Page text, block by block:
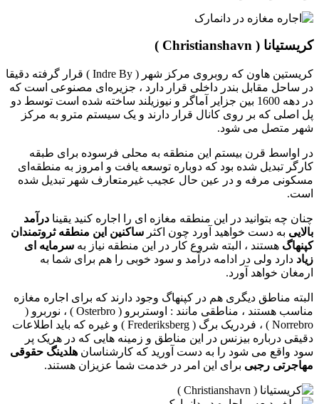
کریستیانا ( Christianshavn )
کریستین هاون که روبروی مرکز شهر ( Indre By ) قرار گرفته دقیقا
در ساحل مقابل بندر داخلی قرار دارد ، جزیره‌ای مصنوعی است که
در دهه 1600 بین جزایر آماگر و نیوزیلند ساخته شده است توسط دو
پل اصلی که بر روی کانال قرار دارند و یک سیستم مترو به مرکز
شهر متصل می شود.
در اواسط قرن بیستم این منطقه به محلی فرسوده برای طبقه
کارگر تبدیل شده بود که دوباره توسعه یافت و امروز به منطقه‌ای
مسکونی مرفه و در عین حال عجیب غیرمتعارف شهر تبدیل شده
است.
چنان چه بتوانید در این منطقه مغازه ای را اجاره کنید یقینا درآمد
بالایی به دست خواهید آورد چون اکثر ساکنین این منطقه ثروتمندان
کپنهاگ هستند ، البته شروع کار در این منطقه نیاز به سرمایه ای
زیاد دارد ولی در ادامه درآمد و سود خوبی را هم برای شما به
ارمغان خواهد آورد.
البته مناطق دیگری هم در کپنهاگ وجود دارند که برای اجاره مغازه
مناسب هستند ، مناطقی مانند : اوستربرو ( Osterbro ) ، نوربرو (
Norrebro ) ، فردریک برگ ( Frederiksberg ) و غیره که باید اطلاعات
دقیقی درباره بیزنس در این مناطق و زمینه هایی که در هریک پر
سود واقع می شود را به دست آورید که کارشناسان هلدینگ حقوقی
مهاجرتی رجبی برای این امر در خدمت شما عزیزان هستند.